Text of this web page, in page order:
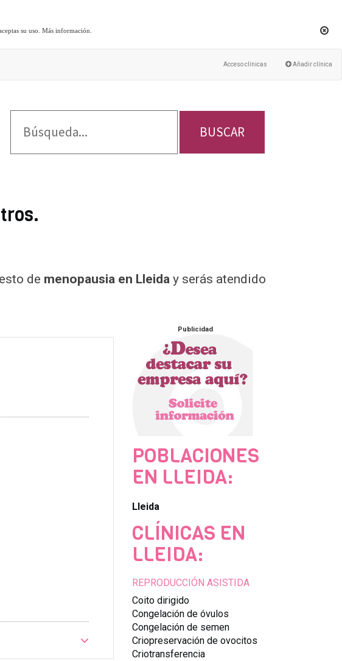
su uso.Más información
Acceso clínicas Añadir clínica
BUSCAR
de menopausia en Lleida y serás atendido
Publicidad
POBLACIONES
EN LLEIDA:
Lleida
CLÍNICAS EN
LLEIDA:
REPRODUCCIÓN ASISTIDA
Coito dirigido
Congelación de óvulos
Congelación de semen
Criopreservación de ovocitos
Criotransferencia